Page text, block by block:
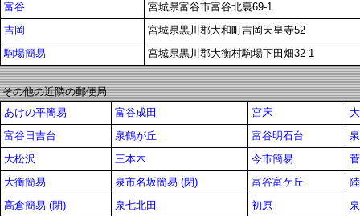
富谷
宮城県富谷市富谷北裏69-1
吉岡
宮城県黒川郡大和町吉岡天皇寺52
駒場簡易
宮城県黒川郡大衡村駒場下田畑32-1
その他の近隣の郵便局
あけの平簡易
富谷成田 宮床
富谷日吉台
泉鶴が丘 富谷明石台
大松沢
三本木 今市簡易
大衡簡易
泉市名坂簡易 (閉) 富谷富ケ丘
高倉簡易 (閉)
泉七北田 初原
泉